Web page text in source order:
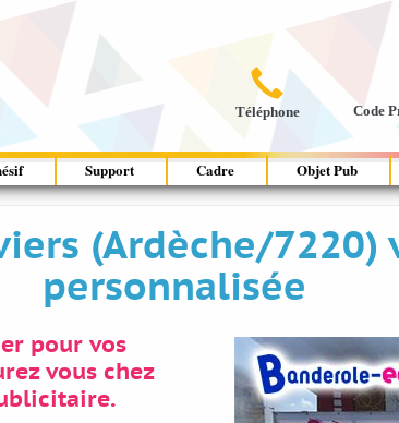

Téléphone Code
Support Cadre Objet Pub
(Ardèche/
personnalisée
pour vos
vous chez